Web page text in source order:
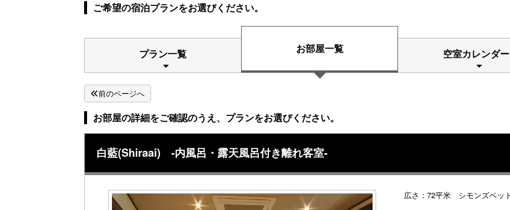
ご希望の宿泊プランをお選びください。
プラン一覧 お部屋一覧 空室カレンダー
前のページへ
お部屋の詳細をご確認のうえ、プランをお選びください。
白藍(Shiraai) ‐内風呂・露天風呂付き離れ客室‐
広さ：72平米 シモンズベッ